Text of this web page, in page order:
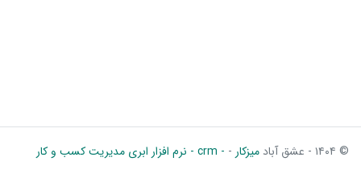
© ۱۴۰۴ - عشق آباد میزکار - - crm - نرم افزار ابری مدیریت کسب و کار